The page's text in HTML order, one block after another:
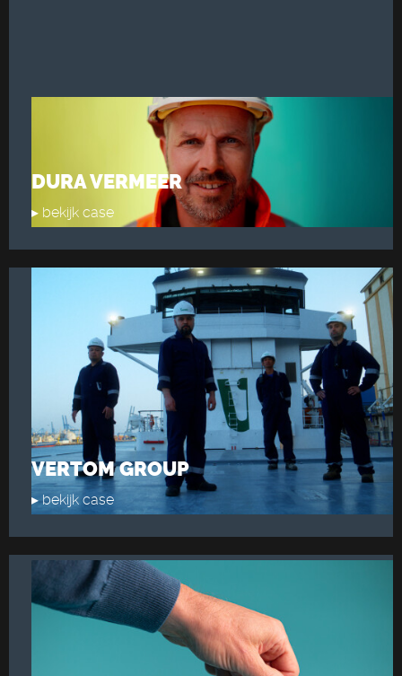
DURA VERMEER
▸ bekijk case
VERTOM GROUP
▸ bekijk case